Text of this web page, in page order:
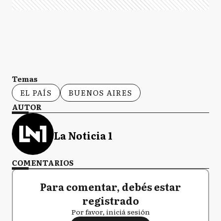
Temas
EL PAÍS
BUENOS AIRES
AUTOR
La Noticia 1
COMENTARIOS
Para comentar, debés estar
registrado
Por favor, iniciá sesión